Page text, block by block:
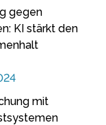
gegen
KI stärkt den
mit